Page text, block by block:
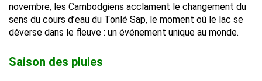
novembre, les Cambodgiens acclament le changement du
sens du cours d’eau du Tonlé Sap, le moment où le lac se
déverse dans le fleuve : un événement unique au monde.
Saison des pluies